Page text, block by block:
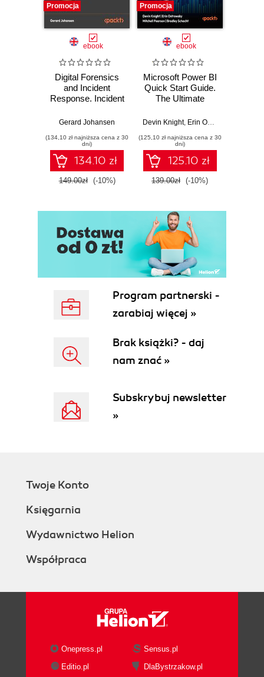
Promocja
ebook
Digital Forensics
and Incident
Response. Incident
and techniques for
threat response -
Fourth Edition
Gerard Johansen
(134,10 zł najniższa cena z 30
dni)
134.10 zł
149.00zł (-10%)
Promocja
ebook
Microsoft Power BI
Quick Start Guide.
The Ultimate
to Power BI, Data
Tools, and
Microsoft Fabric -
Fourth Edition
Devin Knight, Erin Ostrowsky
(125,10 zł najniższa cena z 30
dni)
125.10 zł
139.00zł (-10%)
Program partnerski -
zarabiaj więcej »
Brak książki? - daj
nam znać »
Subskrybuj newsletter
»
Twoje Konto
Księgarnia
Wydawnictwo Helion
Współpraca
Onepress.pl
Sensus.pl
Editio.pl
DlaBystrzakow.pl